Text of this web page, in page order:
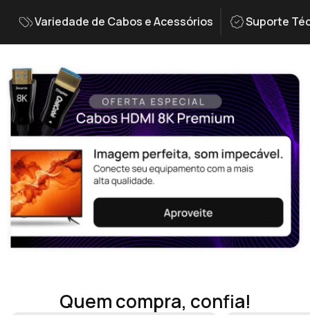
Variedade de Cabos e Acessórios Suporte
Quem compra, confia!